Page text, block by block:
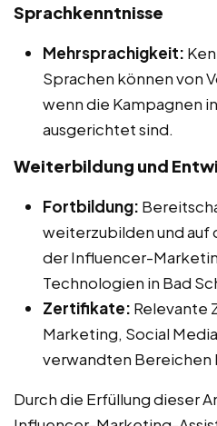
Sprachkenntnisse
Mehrsprachigkeit:
Sprachen können von
wenn die Kampagnen
ausgerichtet sind.
Weiterbildung und
Fortbildung:
weiterzubilden und auf
der Influencer-
Technologien in Bad
Zertifikate: Relevante
Marketing, Social
verwandten Bereichen
Durch die Erfüllung dieser